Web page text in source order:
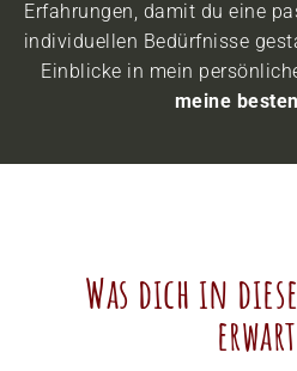
Erfahrungen, damit du eine
individuellen Bedürfnisse
Einblicke in mein
meine
Was dich in